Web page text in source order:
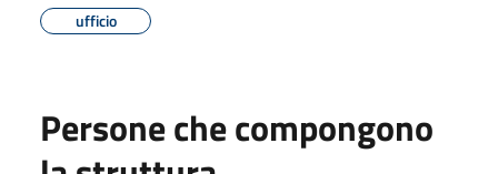
ufficio
Persone che compongono